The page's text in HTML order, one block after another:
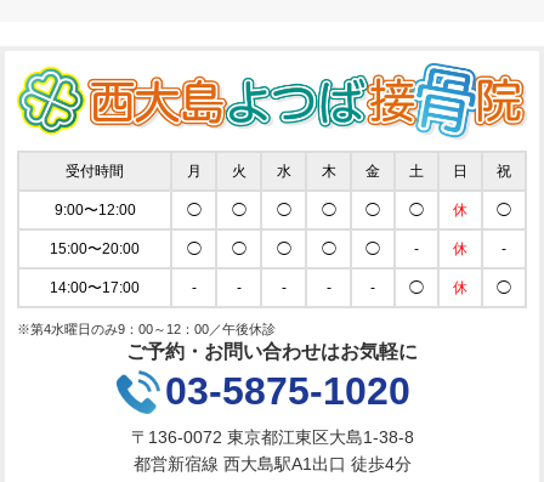
受付時間 月 火 水 木 金 土 日 祝
9:00〜12:00 ◯ ◯ ◯ ◯ ◯ ◯ 休 ◯
15:00〜20:00 ◯ ◯ ◯ ◯ ◯ - 休 -
14:00〜17:00 - - - - - ◯ 休 ◯
※第4水曜日のみ9：00～12：00／午後休診
ご予約・お問い合わせはお気軽に
03-5875-1020
〒136-0072 東京都江東区大島1-38-8
都営新宿線 西大島駅A1出口 徒歩4分